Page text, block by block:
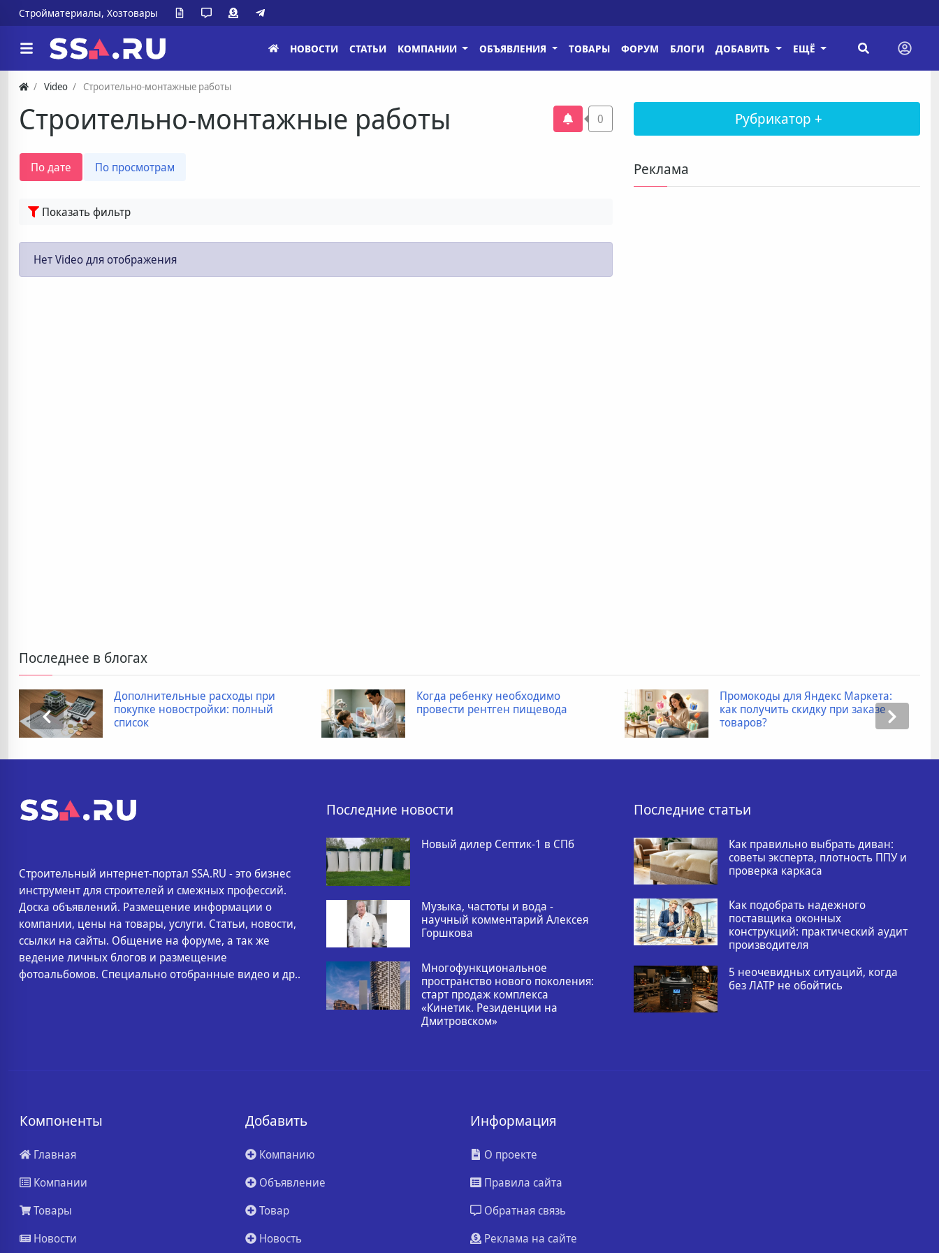
Стройматериалы, Хозтовары
НОВОСТИ СТАТЬИ КОМПАНИИ ОБЪЯВЛЕНИЯ ТОВАРЫ ФОРУМ БЛОГИ ДОБАВИТЬ ЕЩЁ
Video Строительно-монтажные работы
Строительно-монтажные работы 0
По дате По просмотрам
Показать фильтр
Нет Video для отображения
Рубрикатор +
Реклама
Последнее в блогах
Дополнительные расходы при
покупке новостройки: полный
список
Когда ребенку необходимо
провести рентген пищевода
Промокоды для Яндекс Маркета:
как получить скидку при заказе
товаров?
Строительный интернет-портал SSA.RU - это бизнес
инструмент для строителей и смежных профессий.
Доска объявлений. Размещение информации о
компании, цены на товары, услуги. Статьи, новости,
ссылки на сайты. Общение на форуме, а так же
ведение личных блогов и размещение
фотоальбомов. Специально отобранные видео и др..
Последние новости
Новый дилер Септик-1 в СПб
Музыка, частоты и вода -
научный комментарий Алексея
Горшкова
Многофункциональное
пространство нового поколения:
старт продаж комплекса
«Кинетик. Резиденции на
Дмитровском»
Последние статьи
Как правильно выбрать диван:
советы эксперта, плотность ППУ и
проверка каркаса
Как подобрать надежного
поставщика оконных
конструкций: практический аудит
производителя
5 неочевидных ситуаций, когда
без ЛАТР не обойтись
Компоненты
Главная
Компании
Товары
Новости
Добавить
Компанию
Объявление
Товар
Новость
Информация
О проекте
Правила сайта
Обратная связь
Реклама на сайте